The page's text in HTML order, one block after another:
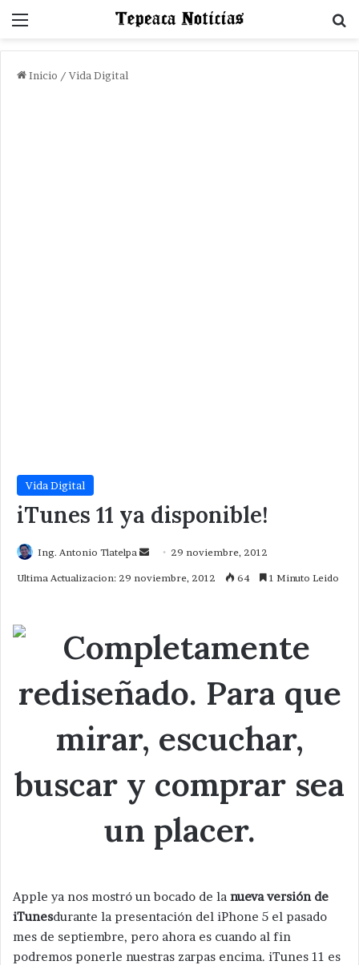
Menu
Inicio / Vida Digital
Vida Digital
iTunes 11 ya disponible!
Ing. Antonio Tlatelpa
Send 29 noviembre, 2012
Ultima Actualizacion: 29 noviembre, 2012 64 1 Minuto Leido
Apple ya nos mostró un bocado de la nueva versión de
iTunesdurante la presentación del iPhone 5 el pasado
mes de septiembre, pero ahora es cuando al fin
podremos ponerle nuestras zarpas encima. iTunes 11 es